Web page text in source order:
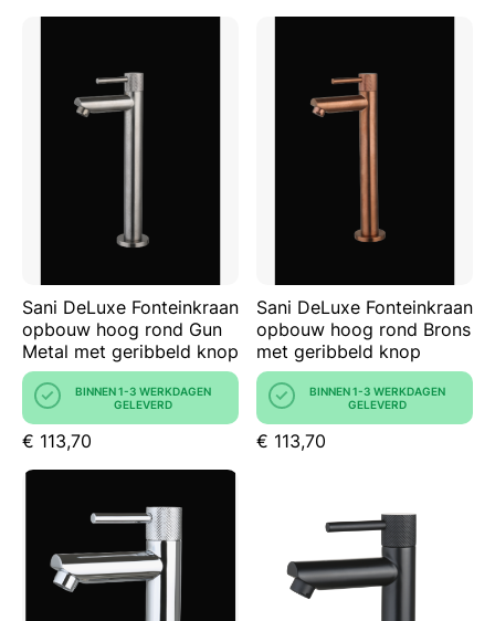
Sani DeLuxe Fonteinkraan
opbouw hoog rond Gun
Metal met geribbeld knop
BINNEN 1-3 WERKDAGEN
GELEVERD
€ 113,70
Sani DeLuxe Fonteinkraan
opbouw hoog rond Brons
met geribbeld knop
BINNEN 1-3 WERKDAGEN
GELEVERD
€ 113,70